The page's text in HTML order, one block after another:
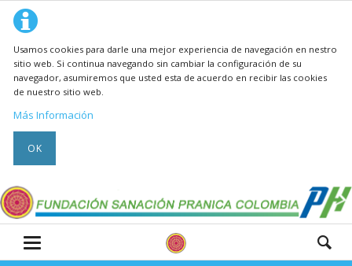
Usamos cookies para darle una mejor experiencia de navegación en nestro
sitio web. Si continua navegando sin cambiar la configuración de su
navegador, asumiremos que usted esta de acuerdo en recibir las cookies
de nuestro sitio web.
Más Información
OK